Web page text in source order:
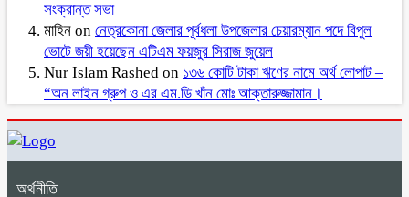
সংক্রান্ত সভা
মাহিন on নেত্রকোনা জেলার পূর্বধলা উপজেলার চেয়ারম্যান পদে বিপুল
ভোটে জয়ী হয়েছেন এটিএম ফয়জুর সিরাজ জুয়েল
Nur Islam Rashed on ১৩৬ কোটি টাকা ঋণের নামে অর্থ লোপাট –
“অন লাইন গ্রুপ ও এর এম.ডি খাঁন মোঃ আক্তারুজ্জামান।
অর্থনীতি